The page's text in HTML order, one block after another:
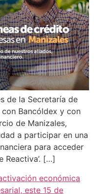
de la Secretaría de
Bancóldex y con
de Manizales,
a participar en una
para acceder
Reactiva’. […]
económica
este 15 de